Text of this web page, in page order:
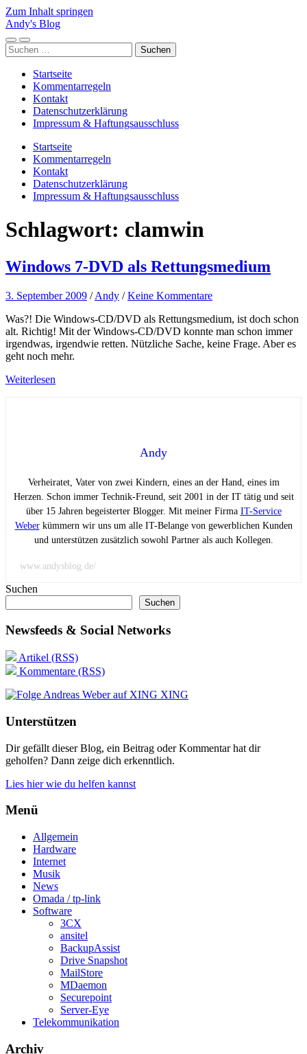
Zum Inhalt springen
Andy's Blog
Mobile-
Menü
Suchfeld
ein-/ausblenden
Suchen
nach:
Startseite
Kommentarregeln
Kontakt
Datenschutzerklärung
Impressum & Haftungsausschluss
Startseite
Kommentarregeln
Kontakt
Datenschutzerklärung
Impressum & Haftungsausschluss
Schlagwort: clamwin
Windows 7-DVD als Rettungsmedium
3. September 2009 /Andy /Keine Kommentare
Was?! Die Windows-CD/DVD als Rettungsmedium, ist doch schon
alt. Richtig! Mit der Windows-CD/DVD konnte man schon immer
irgendwas, irgendwie retten. Nützliche Sache, keine Frage. Aber es
geht noch mehr.
Weiterlesen
Andy
Verheiratet, Vater von zwei Kindern, eines an der Hand, eines im
Herzen. Schon immer Technik-Freund, seit 2001 in der IT tätig und seit
über 15 Jahren begeisterter Blogger. Mit meiner Firma IT-Service
Weberkümmern wir uns um alle IT-Belange von gewerblichen Kunden
und unterstützen zusätzlich sowohl Partner als auch Kollegen.
www.andysblog.de/
Suchen
Suchen
Newsfeeds & Social Networks
Artikel (RSS)
Kommentare (RSS)
XING
Unterstützen
Dir gefällt dieser Blog, ein Beitrag oder Kommentar hat dir
geholfen? Dann zeige dich erkenntlich.
Lies hier wie du helfen kannst
Menü
Allgemein
Hardware
Internet
Musik
News
Omada / tp-link
Software
3CX
ansitel
BackupAssist
Drive Snapshot
MailStore
MDaemon
Securepoint
Server-Eye
Telekommunikation
Archiv